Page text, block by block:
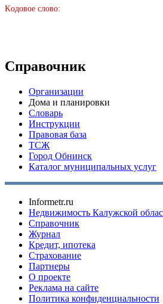
Kодовое слово:
Справочник
Организации
Дома и планировки
Словарь
Инструкции
Правовая база
ТСЖ
Город Обнинск
Каталог муниципальных услуг
Informetr.ru
Недвижимость Калужской
Справочник
Журнал
Кредит, ипотека
Страхование
Партнеры
O проекте
Реклама на сайте
Политика конфиденциальности